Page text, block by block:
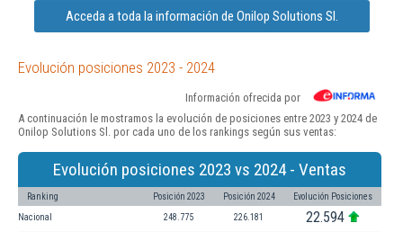
Acceda a toda la información de Onilop Solutions Sl.
Evolución posiciones 2023 - 2024
Información ofrecida por
A continuación le mostramos la evolución de posiciones entre 2023 y 2024 de
Onilop Solutions Sl. por cada uno de los rankings según sus ventas:
Evolución posiciones 2023 vs 2024 - Ventas
Ranking Posición 2023 Posición 2024 Evolución Posiciones
Nacional 248.775 226.181 22.594